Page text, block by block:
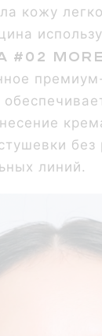
кожу
#02
без
линий.